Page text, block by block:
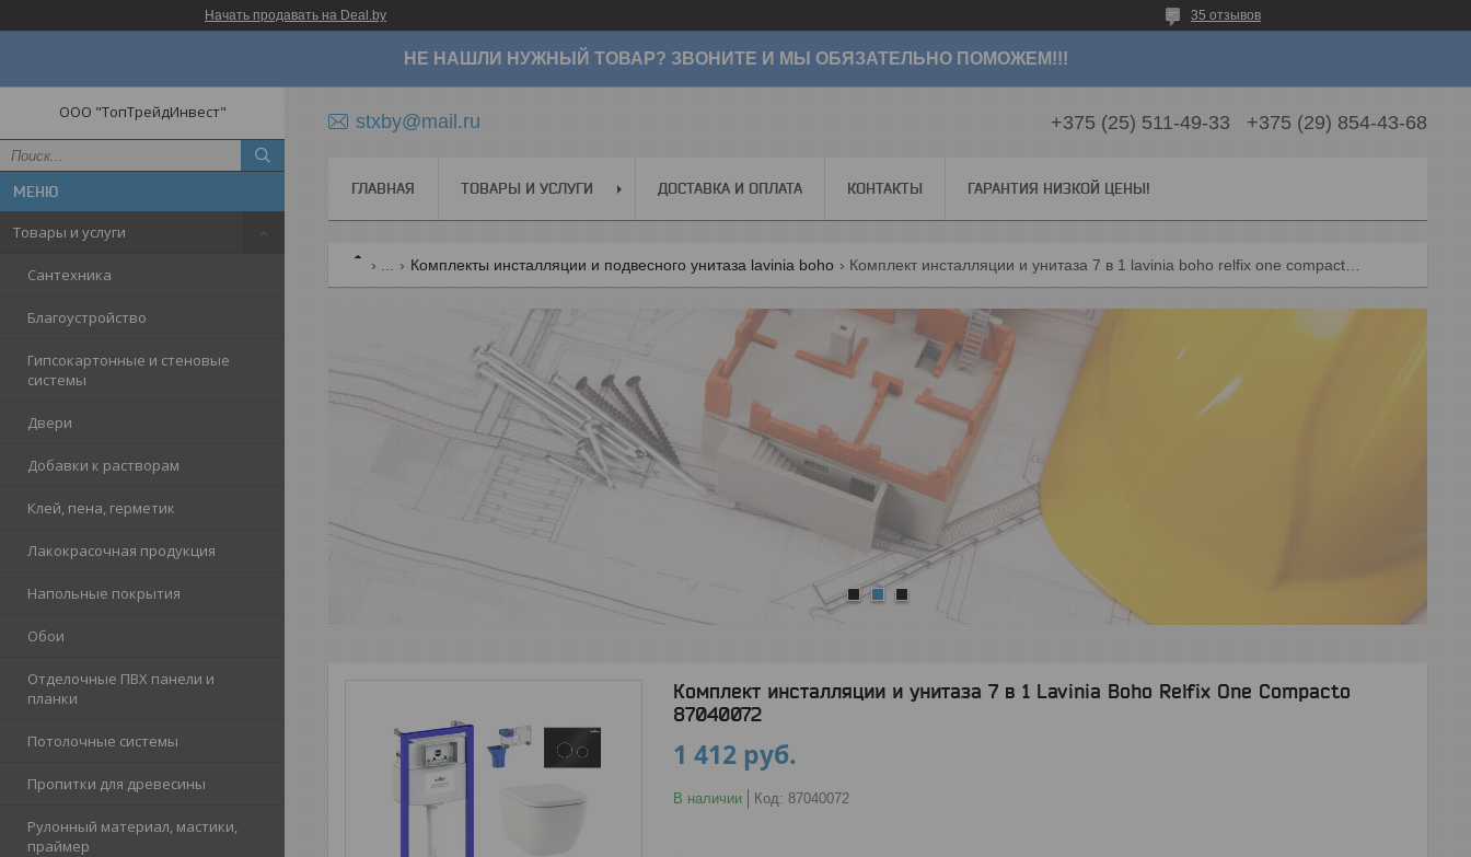
Начать продавать на Deal.by 35 отзывов
НЕ НАШЛИ НУЖНЫЙ ТОВАР? ЗВОНИТЕ И МЫ ОБЯЗАТЕЛЬНО ПОМОЖЕМ!!!
ООО "ТопТрейдИнвест"
Товары и услуги
Сантехника
Благоустройство
Гипсокартонные и стеновые
системы
Двери
Добавки к растворам
Клей, пена, герметик
Лакокрасочная продукция
Напольные покрытия
Обои
Отделочные ПВХ панели и
планки
Потолочные системы
Пропитки для древесины
Рулонный материал, мастики,
праймер
stxby@mail.ru +375 (25) 511-49-33 +375 (29) 854-43-68
ГЛАВНАЯ ТОВАРЫ И УСЛУГИ ДОСТАВКА И ОПЛАТА КОНТАКТЫ ГАРАНТИЯ НИЗКОЙ ЦЕНЫ!
Комплекты инсталляции и подвесного унитаза lavinia boho
Комплект инсталляции и унитаза 7 в 1 Lavinia Boho Relfix One Compacto
87040072
1 412 руб.
В наличии Код: 87040072